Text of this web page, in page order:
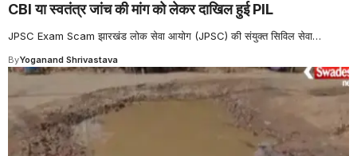
CBI या स्वतंत्र जांच की मांग को लेकर दाखिल हुई PIL
JPSC Exam Scam झारखंड लोक सेवा आयोग (JPSC) की संयुक्त सिविल सेवा…
ByYoganand Shrivastava